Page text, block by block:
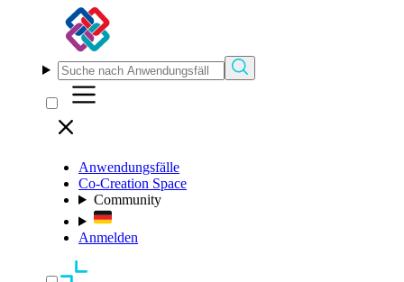
Anwendungsfälle
Co-Creation Space
Community
Anmelden